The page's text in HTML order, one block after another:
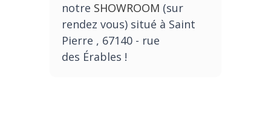
notre SHOWROOM (sur
rendez vous) situé à Saint
Pierre , 67140 - rue
des Érables !